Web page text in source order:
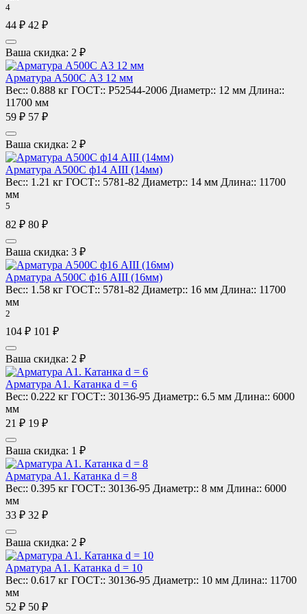
Постоянное наличие на складе запаса широкого
сортамента.
Бесплатная резка металла по чертежам и
размерам заказчика.
Оформляйте заказ на сайте или по контактным
телефонам. Звоните или пишите, чтобы получить
актуальных акциях и скидках, сроках поставки.
4
44 ₽ 42 ₽
Ваша скидка: 2 ₽
Арматура А500С А3 12 мм
Вес:: 0.888 кг ГОСТ:: Р52544-2006 Диаметр:: 12 мм Длина::
11700 мм
59 ₽ 57 ₽
Ваша скидка: 2 ₽
Арматура А500С ф14 АIII (14мм)
Вес:: 1.21 кг ГОСТ:: 5781-82 Диаметр:: 14 мм Длина:: 11700
мм
5
82 ₽ 80 ₽
Ваша скидка: 3 ₽
Арматура А500С ф16 АIII (16мм)
Вес:: 1.58 кг ГОСТ:: 5781-82 Диаметр:: 16 мм Длина:: 11700
мм
2
104 ₽ 101 ₽
Ваша скидка: 2 ₽
Арматура А1. Катанка d = 6
Вес:: 0.222 кг ГОСТ:: 30136-95 Диаметр:: 6.5 мм Длина:: 6000
мм
21 ₽ 19 ₽
Ваша скидка: 1 ₽
Арматура А1. Катанка d = 8
Вес:: 0.395 кг ГОСТ:: 30136-95 Диаметр:: 8 мм Длина:: 6000
мм
33 ₽ 32 ₽
Ваша скидка: 2 ₽
Арматура А1. Катанка d = 10
Вес:: 0.617 кг ГОСТ:: 30136-95 Диаметр:: 10 мм Длина:: 11700
мм
52 ₽ 50 ₽